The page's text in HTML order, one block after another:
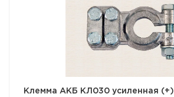
Клемма АКБ КЛ030 усиленная (+)